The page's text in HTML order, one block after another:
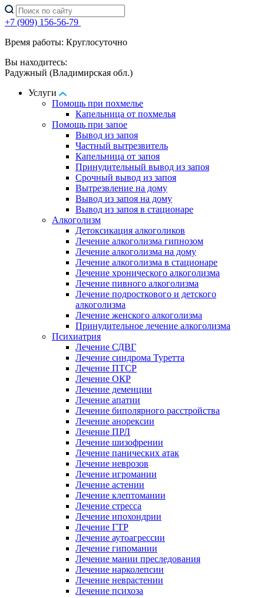
+7 (909) 156-56-79
Время работы: Круглосуточно
Вы находитесь:
Радужный (Владимирская обл.)
Услуги
Помощь при похмелье
Капельница от похмелья
Помощь при запое
Вывод из запоя
Частный вытрезвитель
Капельница от запоя
Принудительный вывод из запоя
Срочный вывод из запоя
Вытрезвление на дому
Вывод из запоя на дому
Вывод из запоя в стационаре
Алкоголизм
Детоксикация алкоголиков
Лечение алкоголизма гипнозом
Лечение алкоголизма на дому
Лечение алкоголизма в стационаре
Лечение хронического алкоголизма
Лечение пивного алкоголизма
Лечение подросткового и детского
алкоголизма
Лечение женского алкоголизма
Принудительное лечение алкоголизма
Психиатрия
Лечение СДВГ
Лечение синдрома Туретта
Лечение ПТСР
Лечение ОКР
Лечение деменции
Лечение апатии
Лечение биполярного расстройства
Лечение анорексии
Лечение ПРЛ
Лечение шизофрении
Лечение панических атак
Лечение неврозов
Лечение игромании
Лечение астении
Лечение клептомании
Лечение стресса
Лечение ипохондрии
Лечение ГТР
Лечение аутоагрессии
Лечение гипомании
Лечение мании преследования
Лечение нарколепсии
Лечение неврастении
Лечение психоза